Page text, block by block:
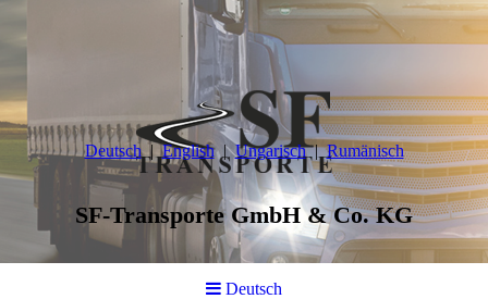
Deutsch English Ungarisch Rumänisch
SF-Transporte GmbH & Co. KG
Deutsch